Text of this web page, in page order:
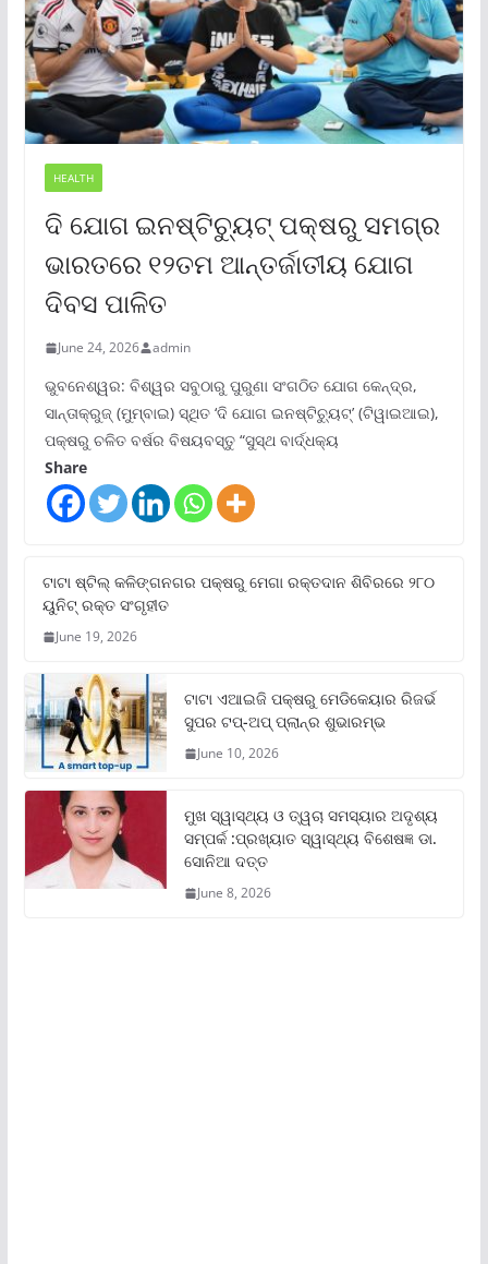
HEALTH
ଦି ଯୋଗ ଇନଷ୍ଟିଚ୍ୟୁଟ୍ ପକ୍ଷରୁ ସମଗ୍ର
ଭାରତରେ ୧୨ତମ ଆନ୍ତର୍ଜାତୀୟ ଯୋଗ
ଦିବସ ପାଳିତ
June 24, 2026 admin
ଭୁବନେଶ୍ୱର: ବିଶ୍ୱର ସବୁଠାରୁ ପୁରୁଣା ସଂଗଠିତ ଯୋଗ କେନ୍ଦ୍ର,
ସାନ୍ତାକ୍ରୁଜ୍ (ମୁମ୍ବାଇ) ସ୍ଥିତ ‘ଦି ଯୋଗ ଇନଷ୍ଟିଚ୍ୟୁଟ୍‌’ (ଟିୱାଇଆଇ),
ପକ୍ଷରୁ ଚଳିତ ବର୍ଷର ବିଷୟବସ୍ତୁ “ସୁସ୍ଥ ବାର୍ଦ୍ଧକ୍ୟ
Share
ଟାଟା ଷ୍ଟିଲ୍‌ କଳିଙ୍ଗନଗର ପକ୍ଷରୁ ମେଗା ରକ୍ତଦାନ ଶିବିରରେ ୨୮୦
ୟୁନିଟ୍‌ ରକ୍ତ ସଂଗୃହୀତ
June 19, 2026
ଟାଟା ଏଆଇଜି ପକ୍ଷରୁ ମେଡିକେୟାର ରିଜର୍ଭ
ସୁପର ଟପ୍‌-ଅପ୍ ପ୍ଲାନ୍‌ର ଶୁଭାରମ୍ଭ
June 10, 2026
ମୁଖ ସ୍ୱାସ୍ଥ୍ୟ ଓ ତ୍ୱଚା ସମସ୍ୟାର ଅଦୃଶ୍ୟ
ସମ୍ପର୍କ :ପ୍ରଖ୍ୟାତ ସ୍ୱାସ୍ଥ୍ୟ ବିଶେଷଜ୍ଞ ଡା.
ସୋନିଆ ଦତ୍ତ
June 8, 2026